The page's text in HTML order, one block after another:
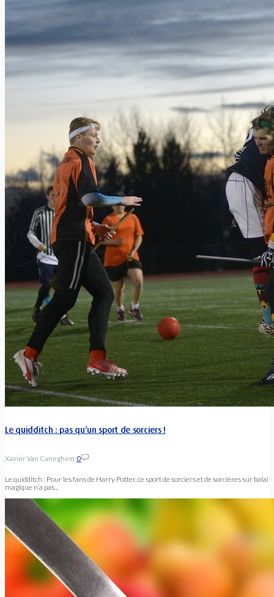
Le quidditch : pas qu’un sport de sorciers !
Xavier Van Caneghem 0
Le quidditch : Pour les fans de Harry Potter, ce sport de sorciers et de sorcières sur balai
magique n’a pas...